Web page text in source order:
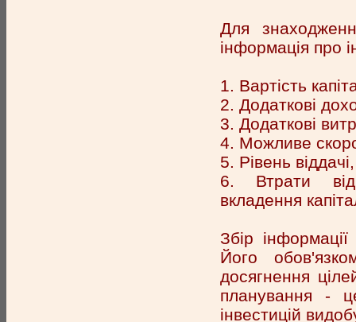
Для
інформація про
1. Вартість
2. Додаткові
3. Додаткові
4. Можливе
5. Рівень
6. Втрати від
вкладення
Збір
Його
досягнення
планування -
інвестицій